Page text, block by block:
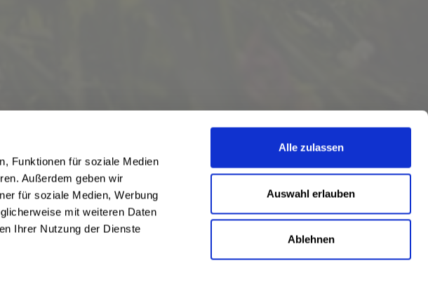
Funktionen für soziale Medien
Außerdem geben wir
für soziale Medien, Werbung
mit weiteren Daten
Ihrer Nutzung der Dienste
Alle zulassen
Auswahl erlauben
Ablehnen